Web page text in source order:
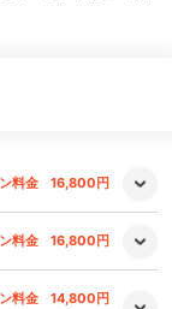
料金 16,800円
料金 16,800円
料金 14,800円